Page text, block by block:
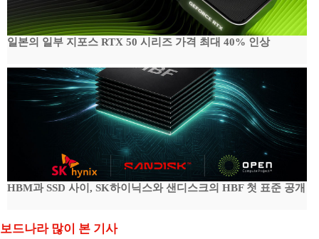
일본의 일부 지포스 RTX 50 시리즈 가격 최대 40% 인상
HBM과 SSD 사이, SK하이닉스와 샌디스크의 HBF 첫 표준 공개
보드나라 많이 본 기사